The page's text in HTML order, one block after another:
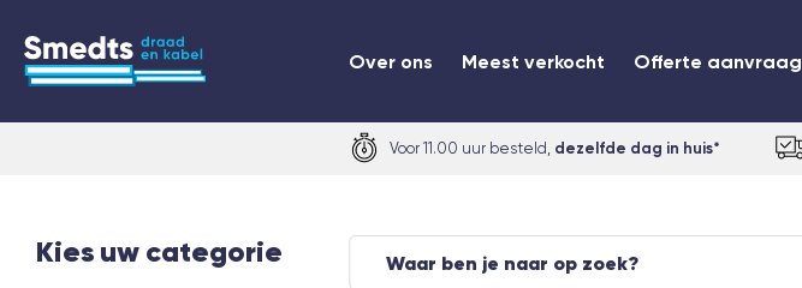
Over ons Meest verkocht Offerte aanvraag
Voor 11.00 uur besteld, dezelfde dag in huis*
Kies uw categorie